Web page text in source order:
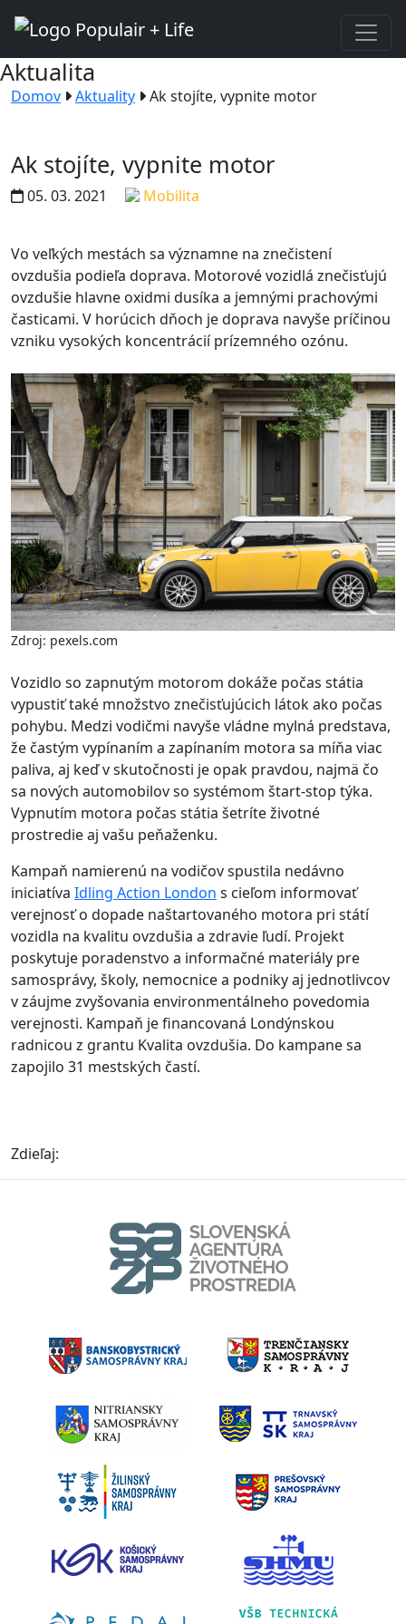
Aktualita
Domov Aktuality Ak stojíte, vypnite motor
Ak stojíte, vypnite motor
05. 03. 2021 Mobilita
Vo veľkých mestách sa významne na znečistení
ovzdušia podieľa doprava. Motorové vozidlá znečisťujú
ovzdušie hlavne oxidmi dusíka a jemnými prachovými
časticami. V horúcich dňoch je doprava navyše príčinou
vzniku vysokých koncentrácií prízemného ozónu.
Zdroj: pexels.com
Vozidlo so zapnutým motorom dokáže počas státia
vypustiť také množstvo znečisťujúcich látok ako počas
pohybu. Medzi vodičmi navyše vládne mylná predstava,
že častým vypínaním a zapínaním motora sa míňa viac
paliva, aj keď v skutočnosti je opak pravdou, najmä čo
sa nových automobilov so systémom štart-stop týka.
Vypnutím motora počas státia šetríte životné
prostredie aj vašu peňaženku.
Kampaň namierenú na vodičov spustila nedávno
iniciatíva Idling Action London s cieľom informovať
verejnosť o dopade naštartovaného motora pri státí
vozidla na kvalitu ovzdušia a zdravie ľudí. Projekt
poskytuje poradenstvo a informačné materiály pre
samosprávy, školy, nemocnice a podniky aj jednotlivcov
v záujme zvyšovania environmentálneho povedomia
verejnosti. Kampaň je financovaná Londýnskou
radnicou z grantu Kvalita ovzdušia. Do kampane sa
zapojilo 31 mestských častí.
Zdieľaj: